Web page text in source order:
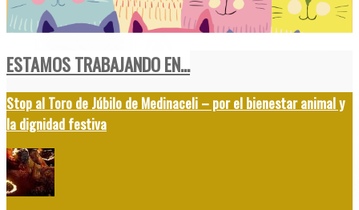
ESTAMOS TRABAJANDO EN...
Stop al Toro de Júbilo de Medinaceli – por el bienestar animal y
la dignidad festiva